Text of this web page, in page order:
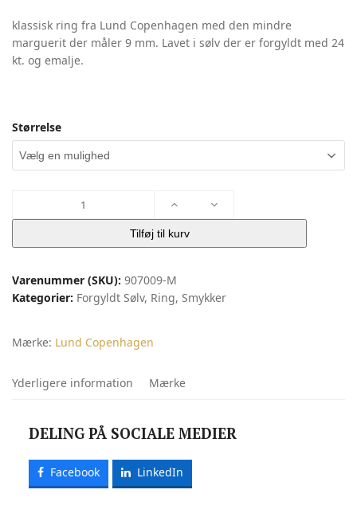
klassisk ring fra Lund Copenhagen med den mindre
marguerit der måler 9 mm. Lavet i sølv der er forgyldt med 24
kt. og emalje.
Størrelse
RING
|
Copenhagen
antal
Tilføj til kurv
Varenummer (SKU): 907009-M
Kategorier: Forgyldt Sølv, Ring, Smykker
Mærke: Lund Copenhagen
Yderligere information Mærke
DELING PÅ SOCIALE MEDIER
Facebook LinkedIn